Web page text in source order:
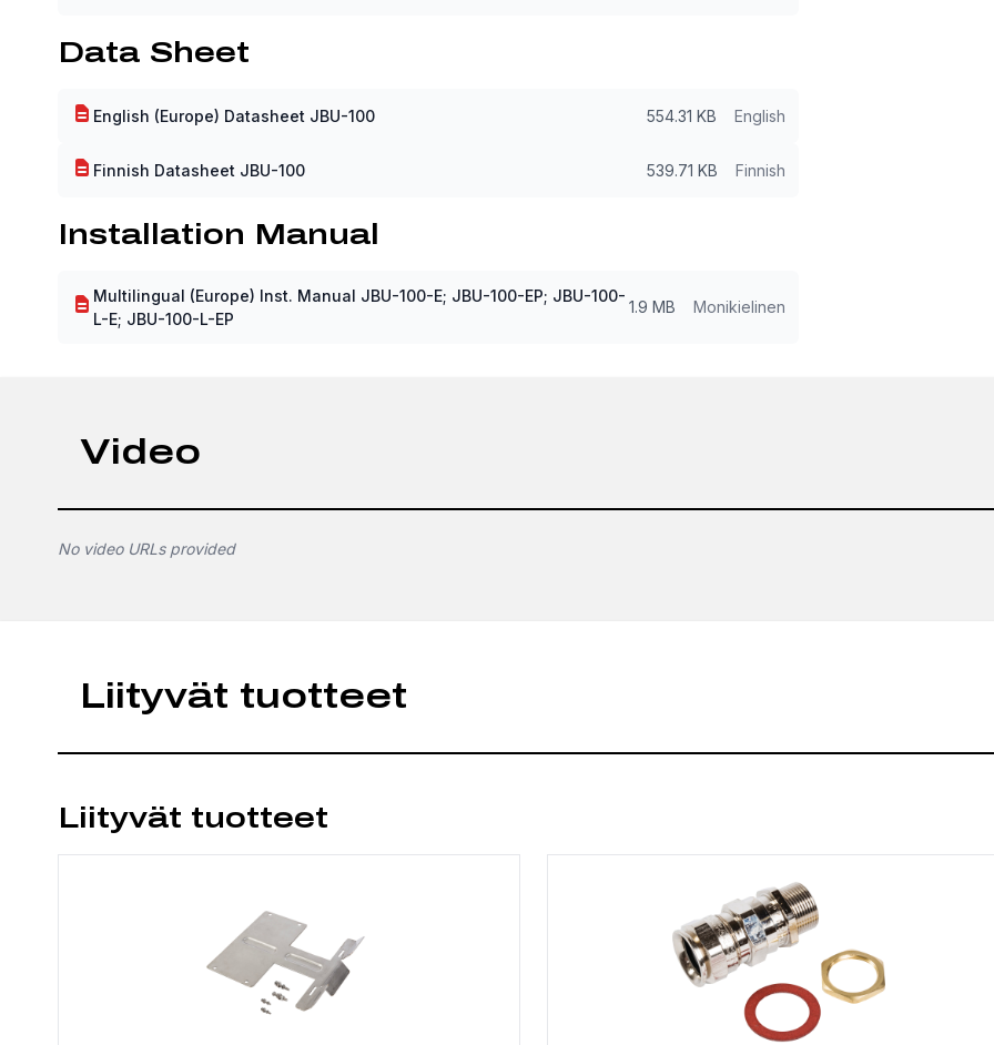
Data Sheet
English (Europe) Datasheet JBU-100 554.31 KB English
Finnish Datasheet JBU-100 539.71 KB Finnish
Installation Manual
Multilingual (Europe) Inst. Manual JBU-100-E; JBU-100-EP; JBU-100-
L-E; JBU-100-L-EP
1.9 MB Monikielinen
Video
No video URLs provided
Liityvät tuotteet
Liityvät tuotteet